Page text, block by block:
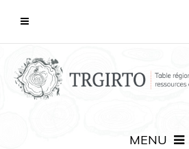
MENU